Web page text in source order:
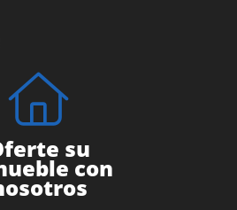
su
con